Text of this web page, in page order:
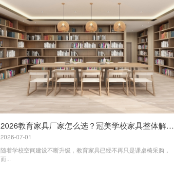
2026教育家具厂家怎么选？冠美学校家具整体解决方案
2026-07-01
随着学校空间建设不断升级，教育家具已经不再只是课桌椅采购，
而...